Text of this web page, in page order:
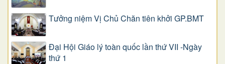
Tưởng niệm Vị Chủ Chăn tiên khởi GP.BMT
Đại Hội Giáo lý toàn quốc lần thứ VII -Ngày
thứ 1